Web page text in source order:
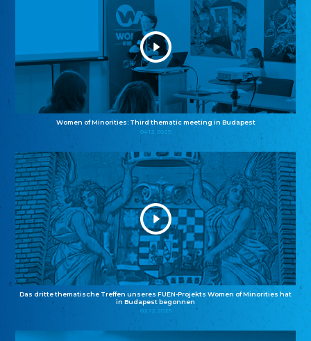
Women of Minorities: Third thematic meeting in Budapest
04.12.2025
Das dritte thematische Treffen unseres FUEN-Projekts Women of Minorities hat
in Budapest begonnen
02.12.2025